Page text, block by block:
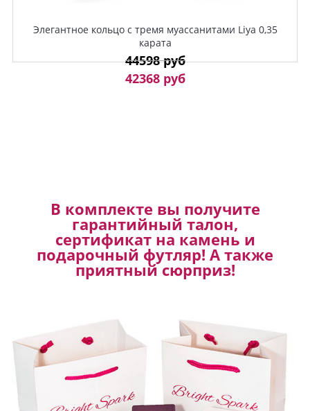
Элегантное кольцо с тремя муассанитами Liya 0,35
карата
44598 руб
42368 руб
В комплекте вы получите
гарантийный талон,
сертификат на камень и
подарочный футляр! А также
приятный сюрприз!